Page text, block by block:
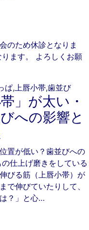
のため休診となりま
ます。 よろしくお願
ぱ,上唇小帯,歯並び
年
5
月
ご
き
そ
歯
」が太い・
への影響と
置が低い？歯並びへの
仕上げ磨きをしている
びる筋（上唇小帯）が
で伸びていたりして、
？」と心…